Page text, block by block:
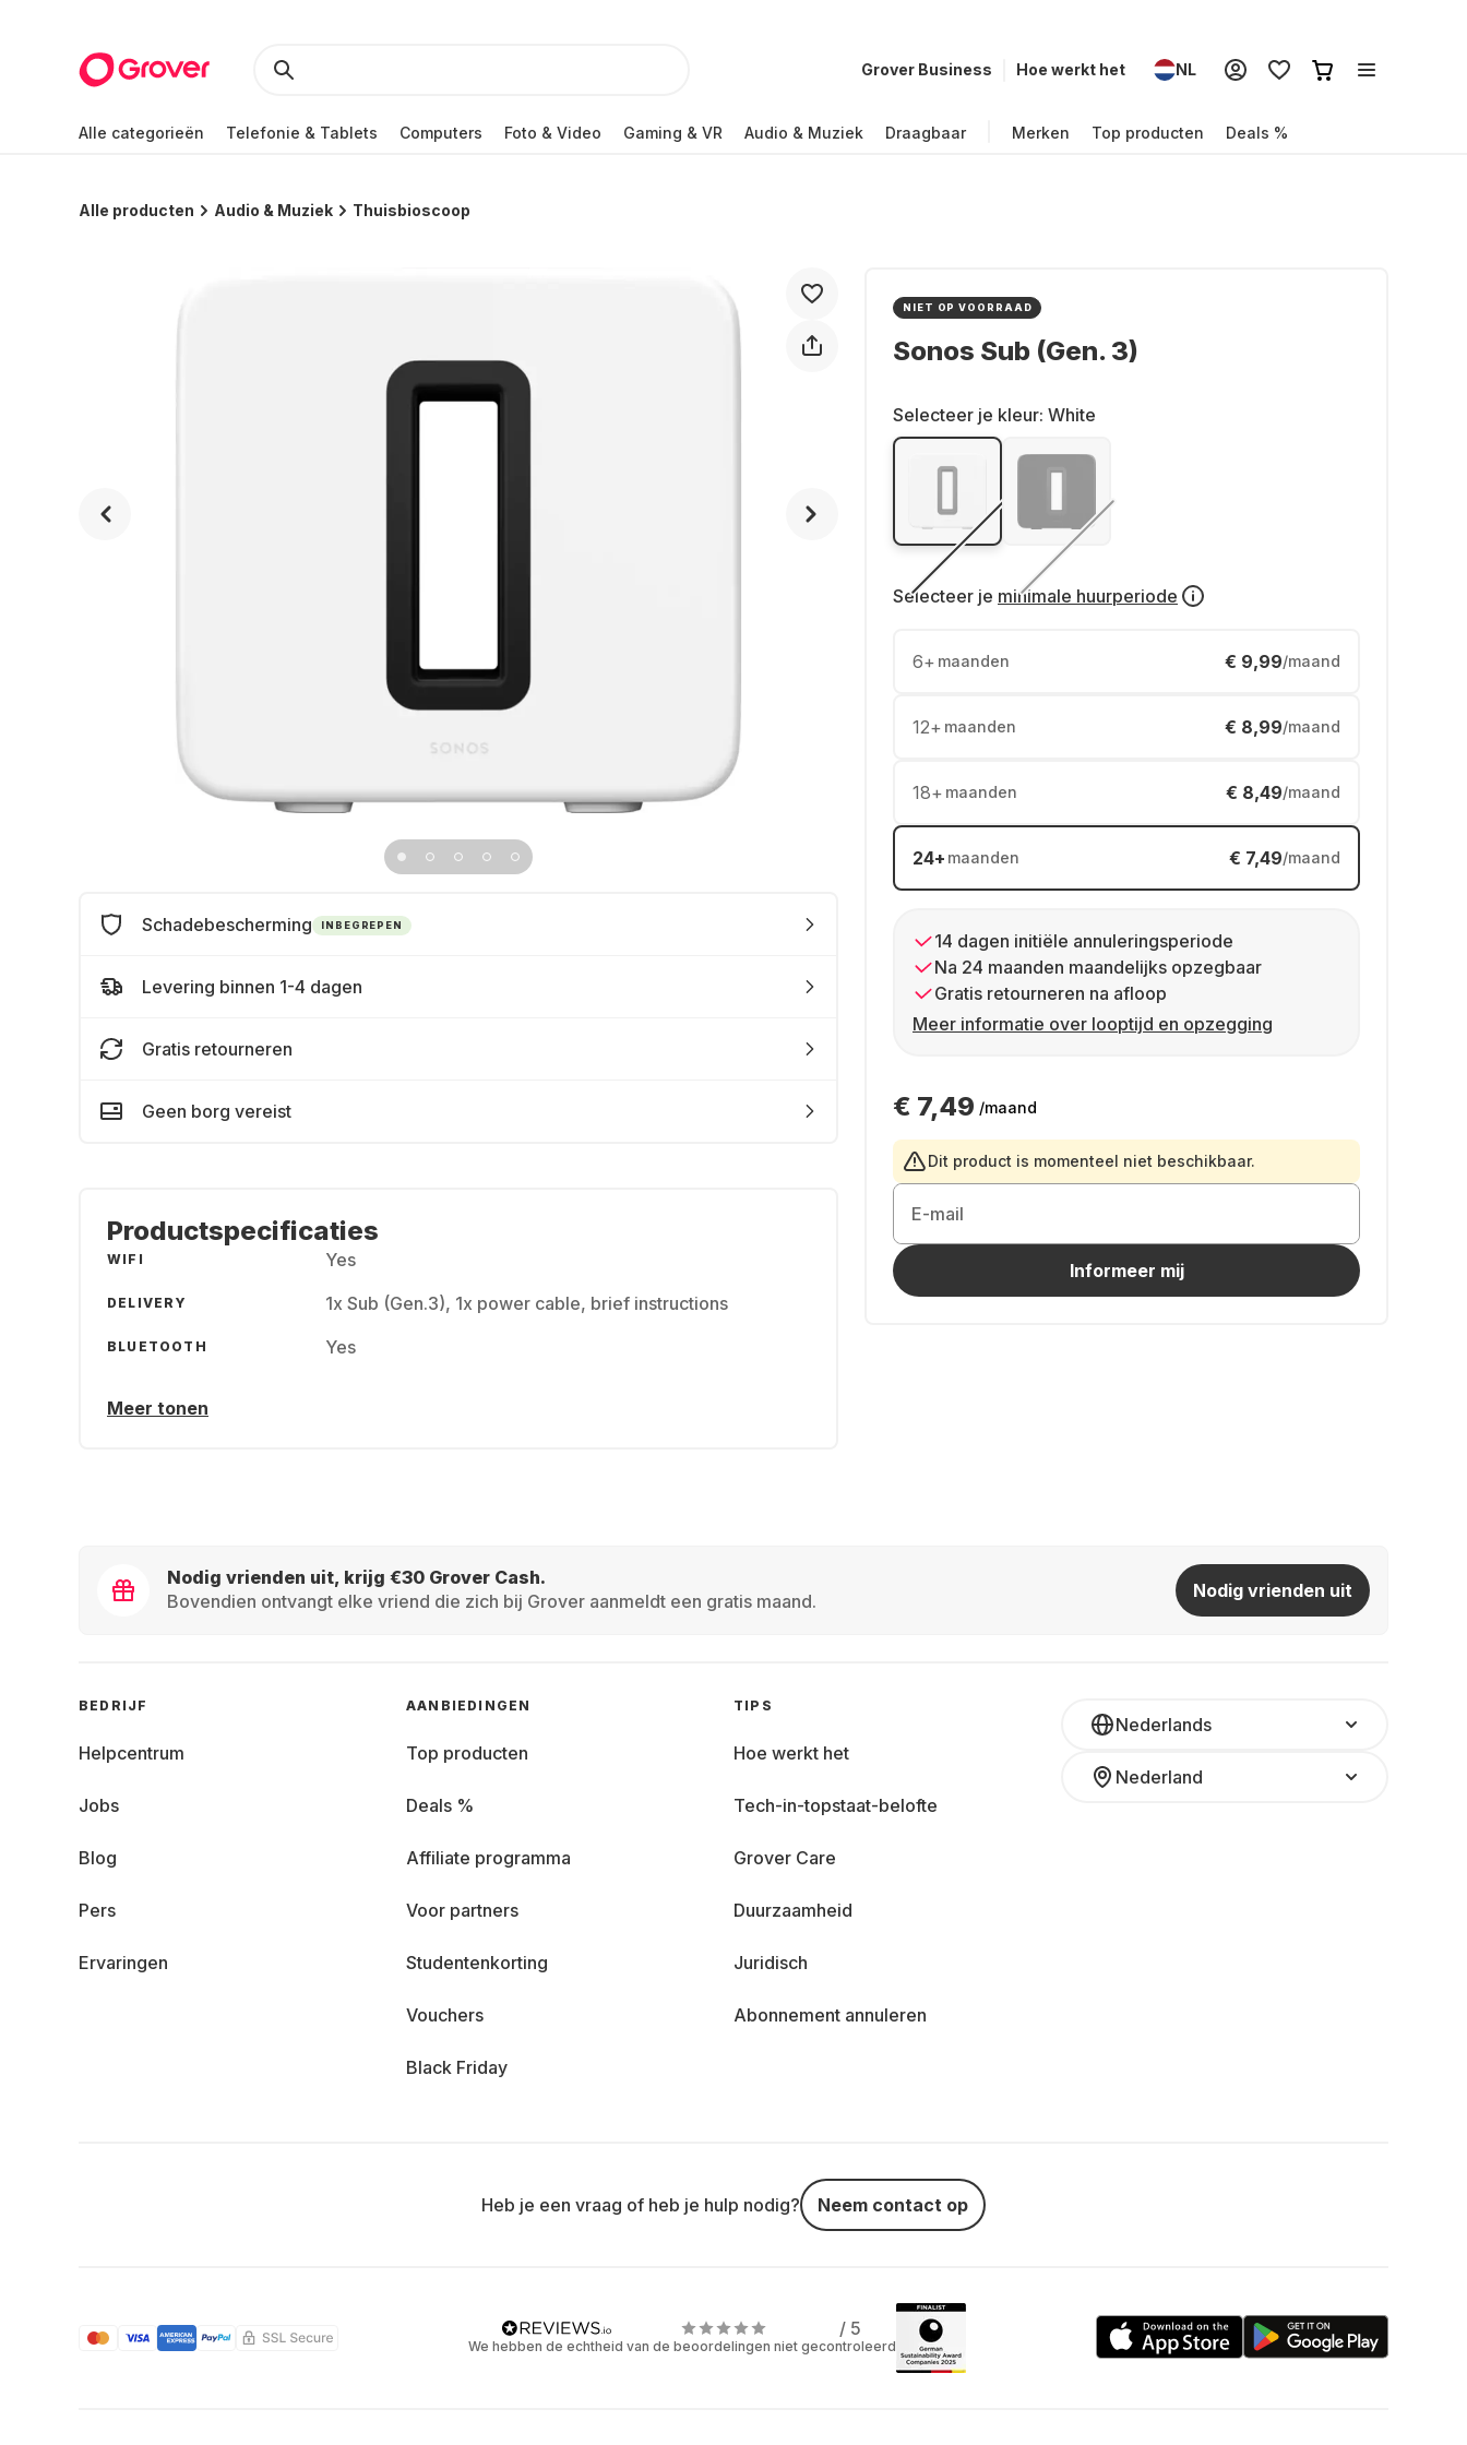
Grover Business Hoe werkt het NL
Alle categorieën Telefonie & Tablets Computers Foto & Video Gaming & VR Audio & Muziek Draagbaar Merken Top producten Deals %
Alle producten Audio & Muziek Thuisbioscoop
NIET OP VOORRAAD
Sonos Sub (Gen. 3)
Selecteer je kleur: White
Selecteer je minimale huurperiode
6+ maanden € 9,99/maand
12+ maanden € 8,99/maand
18+ maanden € 8,49/maand
24+ maanden € 7,49/maand
14 dagen initiële annuleringsperiode
Na 24 maanden maandelijks opzegbaar
Gratis retourneren na afloop
Meer informatie over looptijd en opzegging
€ 7,49 /maand
Dit product is momenteel niet beschikbaar.
E-mail
Informeer mij
Schadebescherming INBEGREPEN
Levering binnen 1-4 dagen
Gratis retourneren
Geen borg vereist
Productspecificaties
WIFI Yes
DELIVERY 1x Sub (Gen.3), 1x power cable, brief instructions
BLUETOOTH Yes
Meer tonen
Nodig vrienden uit, krijg €30 Grover Cash.
Bovendien ontvangt elke vriend die zich bij Grover aanmeldt een gratis maand.
Nodig vrienden uit
Nederlands
Nederland
BEDRIJF
Helpcentrum
Jobs
Blog
Pers
Ervaringen
AANBIEDINGEN
Top producten
Deals %
Affiliate programma
Voor partners
Studentenkorting
Vouchers
Black Friday
TIPS
Hoe werkt het
Tech-in-topstaat-belofte
Grover Care
Duurzaamheid
Juridisch
Abonnement annuleren
Heb je een vraag of heb je hulp nodig? Neem contact op
/ 5
We hebben de echtheid van de beoordelingen niet gecontroleerd